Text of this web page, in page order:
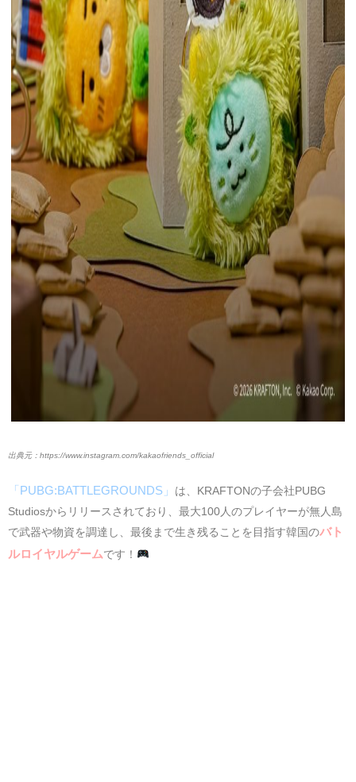
https://www.instagram.com/kakaofriends_official
「PUBG:BATTLEGROUNDS」 は、KRAFTONの子会社PUBG
Studiosからリリースされており、最大100人のプレイヤーが無人島
で武器や物資を調達し、最後まで生き残ることを目指す韓国のバト
ルロイヤルゲームです！